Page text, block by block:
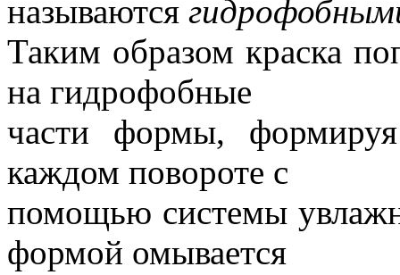
называются
Таким образом краска
на гидрофобные
части формы,
каждом повороте с
помощью системы
формой омывается